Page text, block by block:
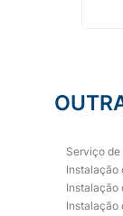
Serviço
Instalação
Instalação
Instalação